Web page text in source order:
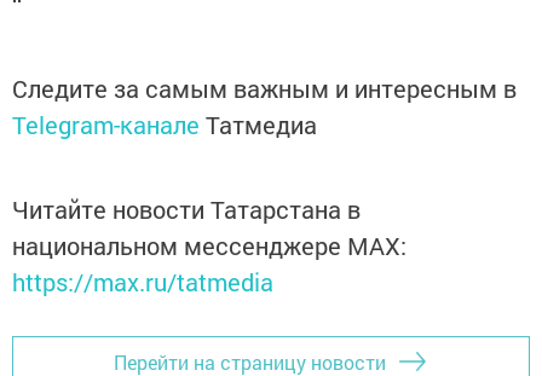
Следите за самым важным и интересным в
Telegram-канале Татмедиа
Читайте новости Татарстана в
национальном мессенджере MАХ:
https://max.ru/tatmedia
Перейти на страницу новости